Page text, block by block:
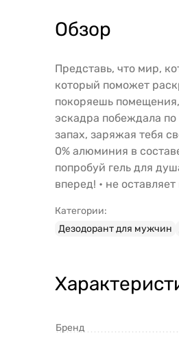
Обзор
Представь, что мир,
который поможет
покоряешь
эскадра побеждала
запах, заряжая тебя
0% алюминия в
попробуй гель для
вперед! • не
Категории:
Дезодорант для мужчин
Бренд